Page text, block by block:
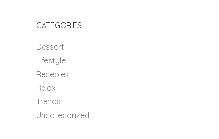
CATEGORIES
Dessert
Lifestyle
Recepies
Relax
Trends
Uncategorized